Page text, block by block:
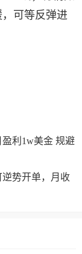
可等反弹进
利1w美金 规避
势开单，月收